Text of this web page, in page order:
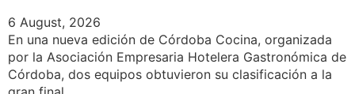
6 August, 2026
En una nueva edición de Córdoba Cocina, organizada
por la Asociación Empresaria Hotelera Gastronómica de
Córdoba, dos equipos obtuvieron su clasificación a la